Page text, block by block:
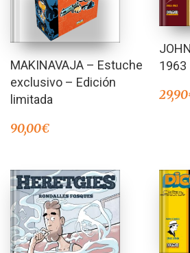
MAKINAVAJA – Estuche
exclusivo – Edición
limitada
90,00€
1963
29,90